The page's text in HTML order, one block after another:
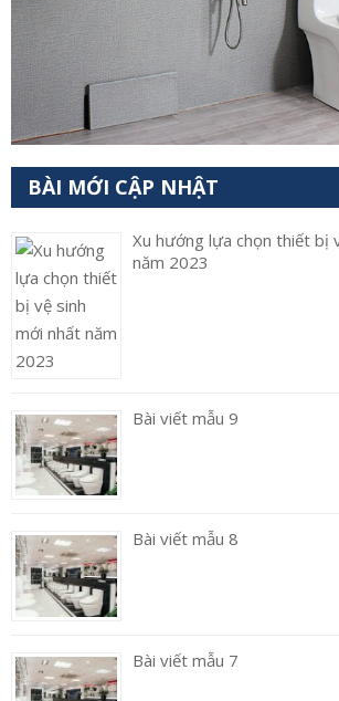
BÀI MỚI CẬP NHẬT
Xu hướng lựa chọn thiết bị
năm 2023
Bài viết mẫu 9
Bài viết mẫu 8
Bài viết mẫu 7